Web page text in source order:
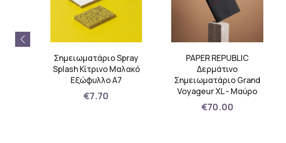
Σημειωματάριο Spray
Splash Κίτρινο Μαλακό
Εξώφυλλο A7
€7.70
PAPER REPUBLIC
Δερμάτινο
Σημειωματάριο Grand
Voyageur XL - Μαύρο
€70.00